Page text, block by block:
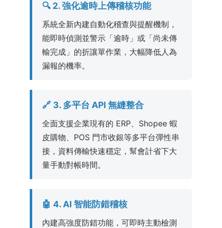
🔍 2. 強化逾時上傳稽核功能
系統全新內建自動化稽查與提醒機制，
能即時偵測並警示「逾時」或「尚未傳
輸完成」的折讓單作業，大幅降低人為
漏報的機率。
🔗 3. 多平台 API 無縫整合
全面支援企業現有的 ERP、Shopee 蝦
皮購物、POS 門市收銀等多平台彈性串
接，資料傳輸快速穩定，幫會計省下大
量手動對帳時間。
🤖 4. AI 智能防錯稽核
內建高強度防錯功能，可即時主動檢測